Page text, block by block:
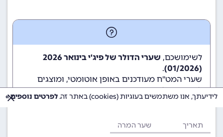
לשימושכם,
שערי הדולר של פיג'י בינואר 2026
(01/2026)
.
שערי המט"ח מעודכנים באופן אוטומטי, ומוצגים
לשימוש גולשי ומשתמשי האתר.
תאריך שער המרה
לידיעתך, אנו משתמשים בעוגיות (cookies) באתר זה. לפרטים נוספים »